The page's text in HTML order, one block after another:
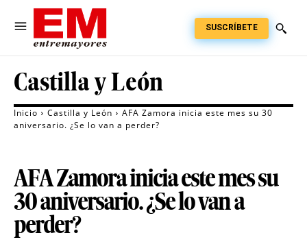
SUSCRÍBETE
Castilla y León
Inicio Castilla y León
AFA Zamora inicia este mes su 30
aniversario. ¿Se lo van a perder?
AFA Zamora inicia este mes su
30 aniversario. ¿Se lo van a
perder?